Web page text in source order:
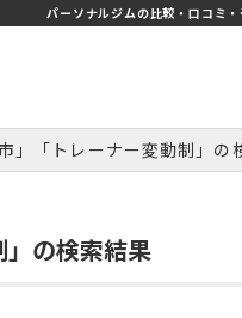
パーソナルジムの比較・口コミ
」「トレーナー変動制」の
」の検索結果